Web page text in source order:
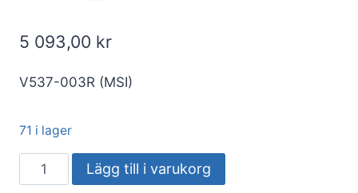
5 093,00 kr
V537-003R (MSI)
71 i lager
VGA
MSI
Lägg till i varukorg